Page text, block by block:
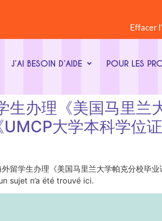
Effacer
J’AI BESOIN D’AIDE POUR LES
办理《美国马里兰
大学本科学位
学生办理《美国马里兰大学帕克分校毕
sujet n’a été trouvé ici.